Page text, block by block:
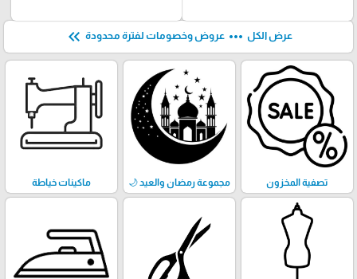
عرض الكل more_horiz عروض وخصومات لفترة محدودة keyboard_double_arrow_left
تصفية المخزون مجموعة رمضان والعيد 🌙 ماكينات خياطة